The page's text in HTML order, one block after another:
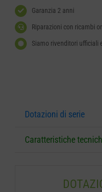
Garanzia 2 anni
Riparazioni con ricambi
Siamo rivenditori ufficiali
Dotazioni di serie
Caratteristiche